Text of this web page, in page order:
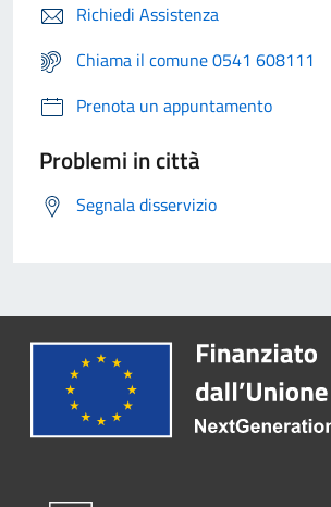
Richiedi Assistenza
Chiama il comune 0541 608111
Prenota un appuntamento
Problemi in città
Segnala disservizio